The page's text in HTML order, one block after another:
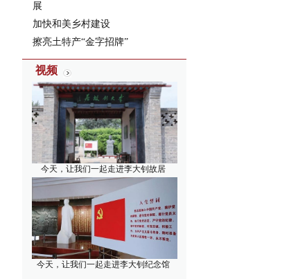
展
加快和美乡村建设
擦亮土特产“金字招牌”
视频
今天，让我们一起走进李大钊故居
今天，让我们一起走进李大钊纪念馆